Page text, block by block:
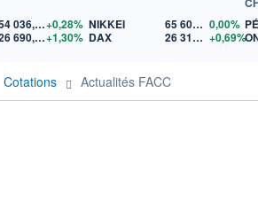
54 036,93+0,28%
26 690,62+1,30%
NIKKEI 65 606,71 0,00%
DAX
26 319,45 +0,69%
Cotations Actualités FACC